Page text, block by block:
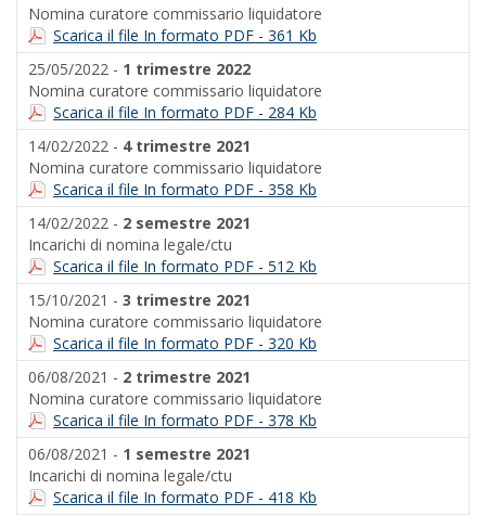
Nomina curatore commissario liquidatore
Scarica il file In formato PDF - 361 Kb
25/05/2022 - 1 trimestre 2022
Nomina curatore commissario liquidatore
Scarica il file In formato PDF - 284 Kb
14/02/2022 - 4 trimestre 2021
Nomina curatore commissario liquidatore
Scarica il file In formato PDF - 358 Kb
14/02/2022 - 2 semestre 2021
Incarichi di nomina legale/ctu
Scarica il file In formato PDF - 512 Kb
15/10/2021 - 3 trimestre 2021
Nomina curatore commissario liquidatore
Scarica il file In formato PDF - 320 Kb
06/08/2021 - 2 trimestre 2021
Nomina curatore commissario liquidatore
Scarica il file In formato PDF - 378 Kb
06/08/2021 - 1 semestre 2021
Incarichi di nomina legale/ctu
Scarica il file In formato PDF - 418 Kb